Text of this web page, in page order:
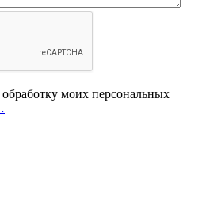
обработку моих персональных